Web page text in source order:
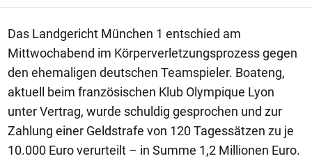
Das Landgericht München 1 entschied am
Mittwochabend im Körperverletzungsprozess gegen
den ehemaligen deutschen Teamspieler. Boateng,
aktuell beim französischen Klub Olympique Lyon
unter Vertrag, wurde schuldig gesprochen und zur
Zahlung einer Geldstrafe von 120 Tagessätzen zu je
10.000 Euro verurteilt – in Summe 1,2 Millionen Euro.